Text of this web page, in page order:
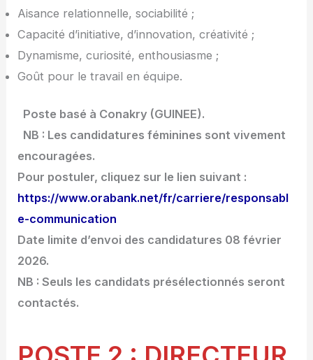
Aisance relationnelle, sociabilité ;
Capacité d’initiative, d’innovation, créativité ;
Dynamisme, curiosité, enthousiasme ;
Goût pour le travail en équipe.
Poste basé à Conakry (GUINEE).
NB : Les candidatures féminines sont vivement
encouragées.
Pour postuler, cliquez sur le lien suivant :
https://www.orabank.net/fr/carriere/responsabl
e-communication
Date limite d’envoi des candidatures 08 février
2026.
NB : Seuls les candidats présélectionnés seront
contactés.